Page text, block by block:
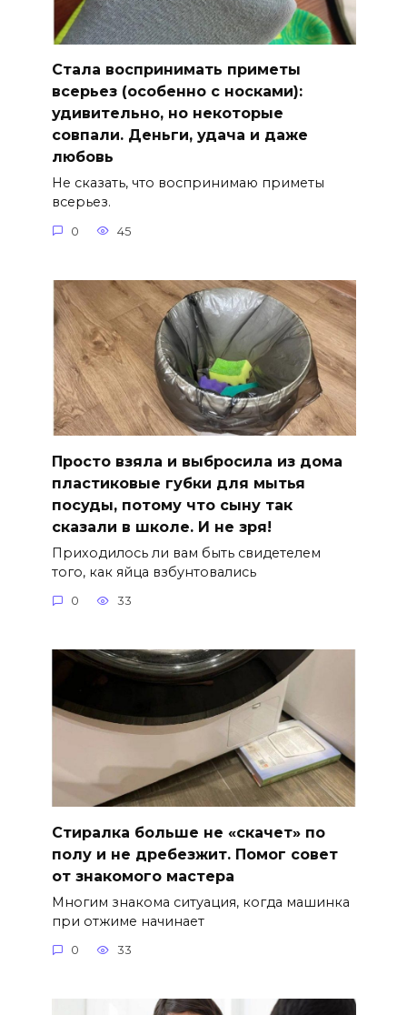
Стала воспринимать приметы
всерьез (особенно с носками):
удивительно, но некоторые
совпали. Деньги, удача и даже
любовь
Не сказать, что воспринимаю приметы
всерьез.
0 45
Просто взяла и выбросила из дома
пластиковые губки для мытья
посуды, потому что сыну так
сказали в школе. И не зря!
Приходилось ли вам быть свидетелем
того, как яйца взбунтовались
0 33
Стиралка больше не «скачет» по
полу и не дребезжит. Помог совет
от знакомого мастера
Многим знакома ситуация, когда машинка
при отжиме начинает
0 33